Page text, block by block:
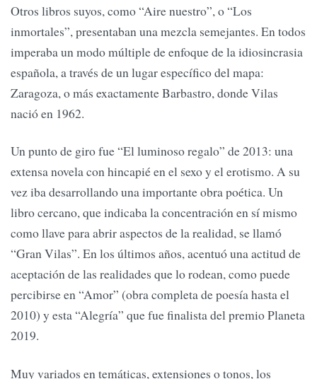
Otros libros suyos, como “Aire nuestro”, o “Los
inmortales”, presentaban una mezcla semejantes. En todos
imperaba un modo múltiple de enfoque de la idiosincrasia
española, a través de un lugar específico del mapa:
Zaragoza, o más exactamente Barbastro, donde Vilas
nació en 1962.
Un punto de giro fue “El luminoso regalo” de 2013: una
extensa novela con hincapié en el sexo y el erotismo. A su
vez iba desarrollando una importante obra poética. Un
libro cercano, que indicaba la concentración en sí mismo
como llave para abrir aspectos de la realidad, se llamó
“Gran Vilas”. En los últimos años, acentuó una actitud de
aceptación de las realidades que lo rodean, como puede
percibirse en “Amor” (obra completa de poesía hasta el
2010) y esta “Alegría” que fue finalista del premio Planeta
2019.
Muy variados en temáticas, extensiones o tonos, los